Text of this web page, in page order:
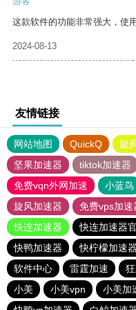
这款软件的功能非常强大，使
2024-08-13
友情链接
网站地图 QuickQ 旋
坚果加速器
tiktok加速器
免费vqn外网加速
小蓝鸟
旋风加速器
免费vps加速
快连加速器
快连加速器
快鸭加速器
快柠檬加速器
软件中心
雷霆加速
小美
小美vpn 小美加